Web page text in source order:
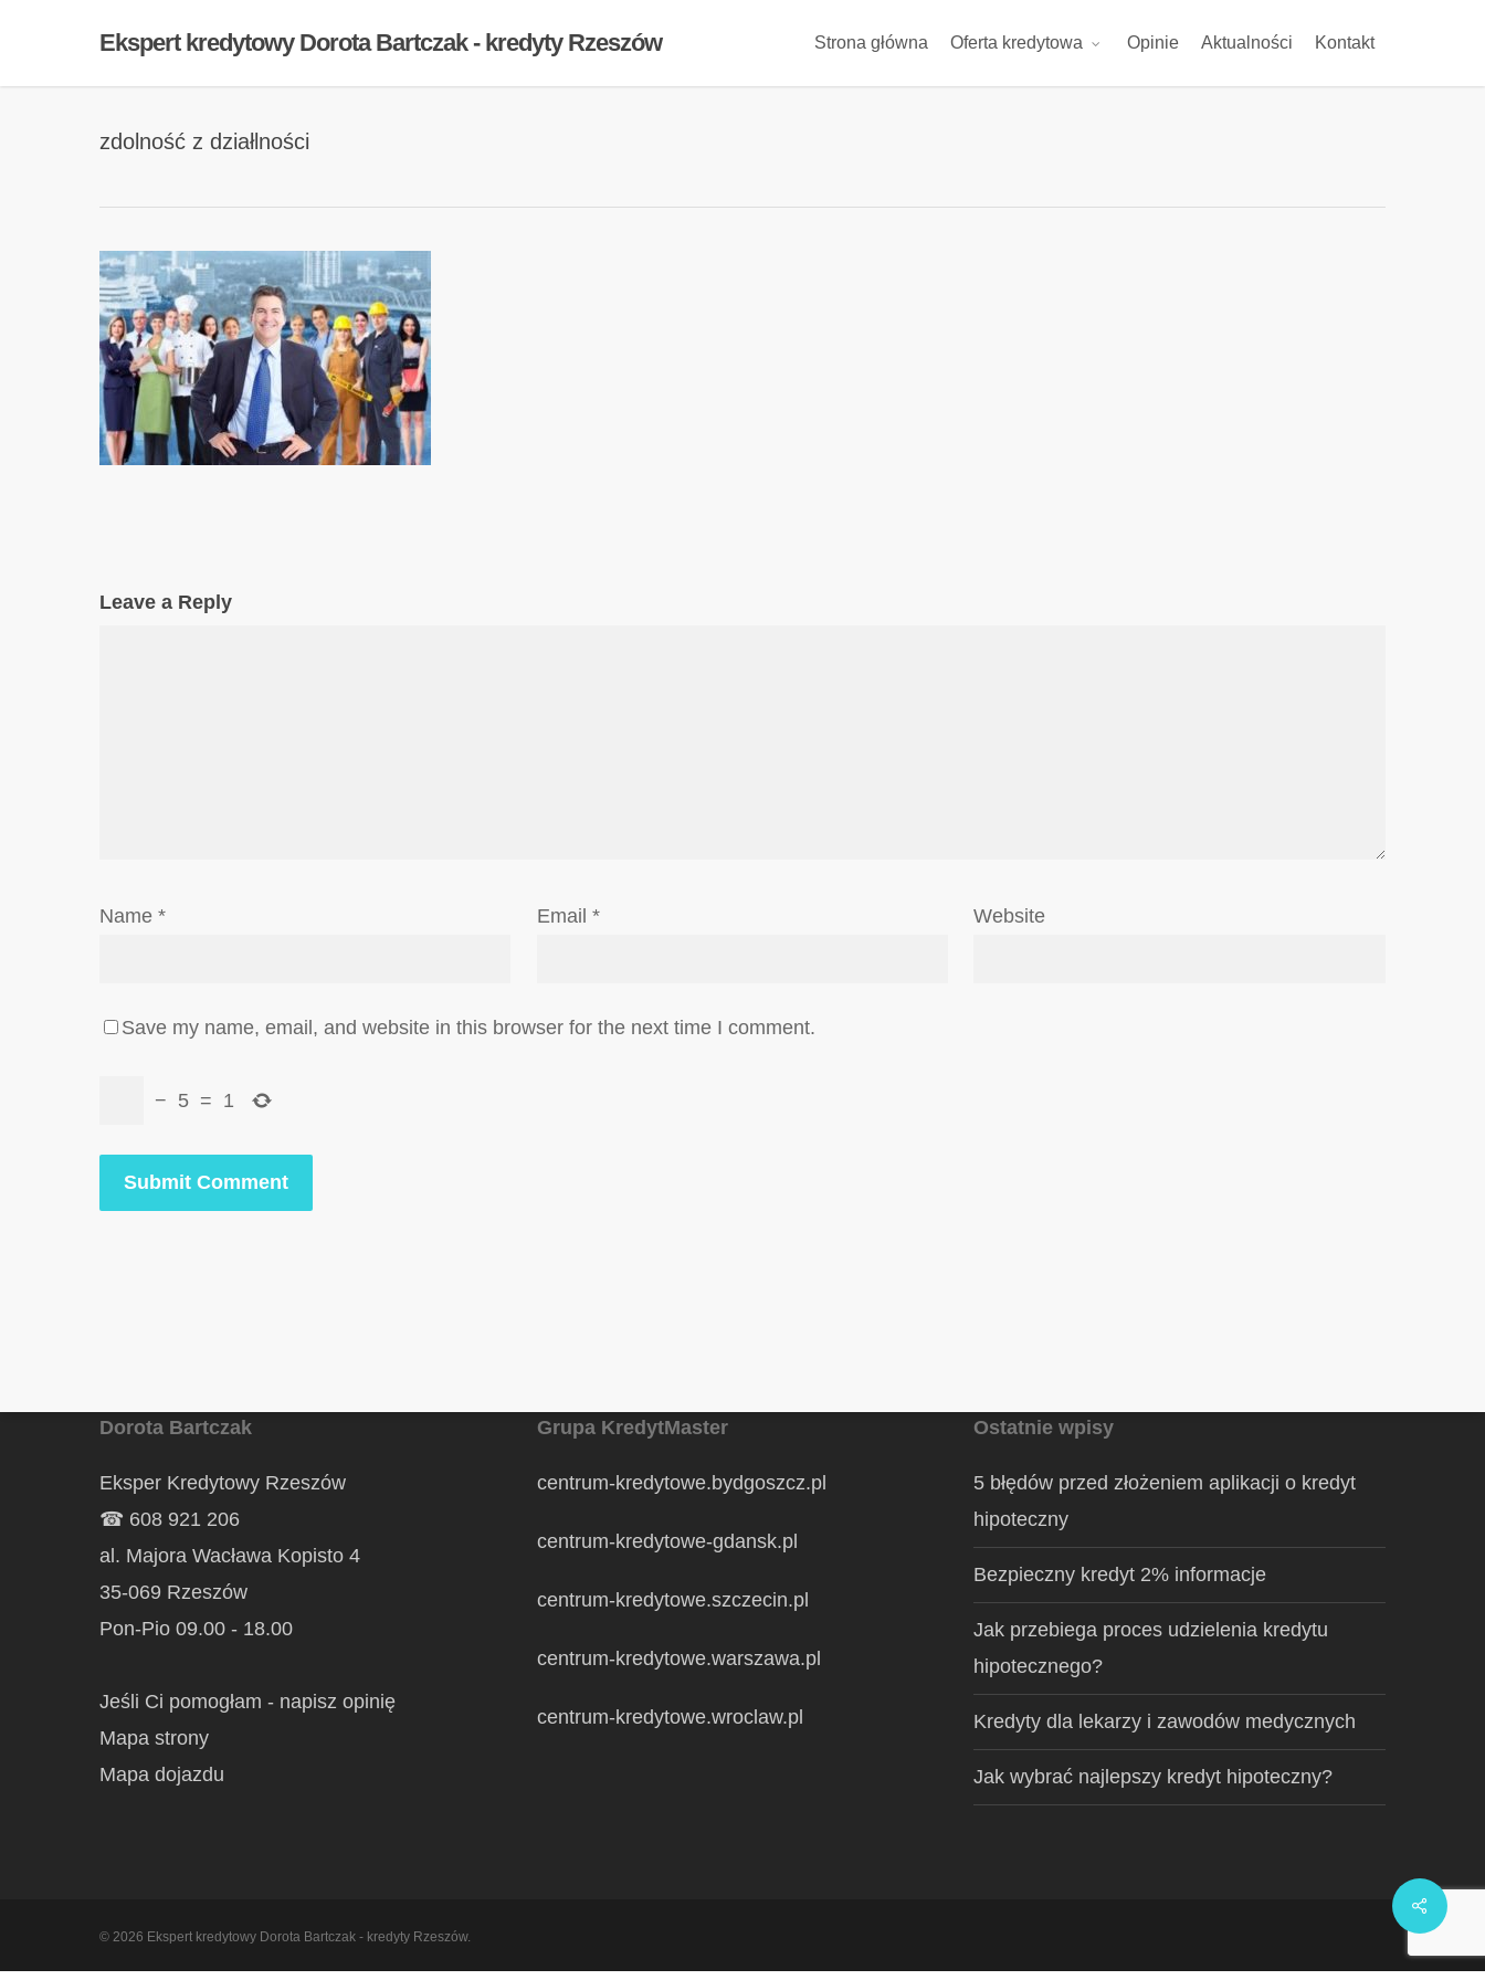
main
Ekspert kredytowy Dorota Bartczak - kredyty Rzeszów Strona główna Oferta kredytowa Opinie Aktualności Kontakt
zdolność z działlności
Leave a Reply
Name * Email * Website
Save my name, email, and website in this browser for the next time I comment.
− 5 = 1
Share
Dorota Bartczak
Eksper Kredytowy Rzeszów
☎ 608 921 206
al. Majora Wacława Kopisto 4
35-069 Rzeszów
Pon-Pio 09.00 - 18.00
Jeśli Ci pomogłam - napisz opinię
Mapa strony
Mapa dojazdu
Grupa KredytMaster
centrum-kredytowe.bydgoszcz.pl
centrum-kredytowe-gdansk.pl
centrum-kredytowe.szczecin.pl
centrum-kredytowe.warszawa.pl
centrum-kredytowe.wroclaw.pl
Ostatnie wpisy
5 błędów przed złożeniem aplikacji o kredyt
hipoteczny
Bezpieczny kredyt 2% informacje
Jak przebiega proces udzielenia kredytu
hipotecznego?
Kredyty dla lekarzy i zawodów medycznych
Jak wybrać najlepszy kredyt hipoteczny?
© 2026 Ekspert kredytowy Dorota Bartczak - kredyty Rzeszów.